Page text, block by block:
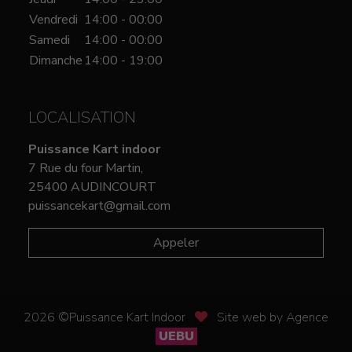
Vendredi 14:00 - 00:00
Samedi
14:00 - 00:00
Dimanche 14:00 - 19:00
LOCALISATION
Puissance Kart indoor
7 Rue du four Martin,
25400 AUDINCOURT
puissancekart@gmail.com
Appeler
2026 ©Puissance Kart Indoor
Site web by Agence
UEBU